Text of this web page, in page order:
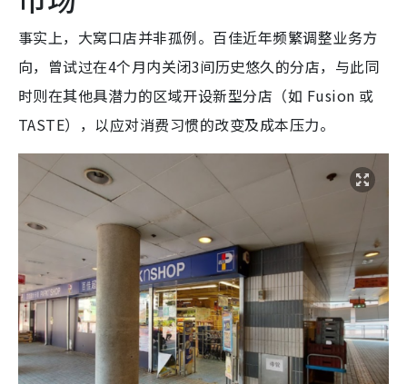
事实上，大窝口店并非孤例。百佳近年频繁调整业务方
向，曾试过在4个月内关闭3间历史悠久的分店，与此同
时则在其他具潜力的区域开设新型分店（如 Fusion 或
TASTE），以应对消费习惯的改变及成本压力。